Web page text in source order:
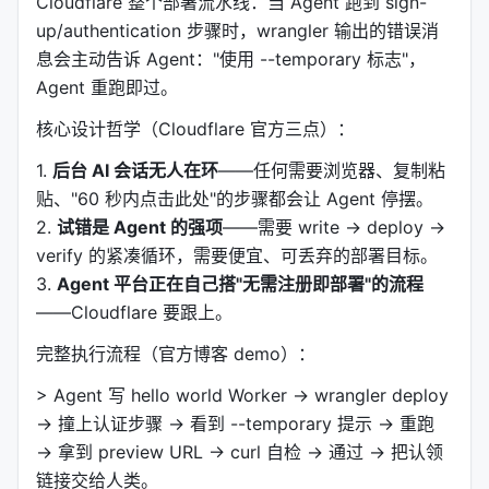
up/authentication 步骤时，wrangler 输出的错误消
息会主动告诉 Agent："使用 --temporary 标志"，
Agent 重跑即过。
核心设计哲学（Cloudflare 官方三点）：
1. 后台 AI 会话无人在环——任何需要浏览器、复制粘
贴、"60 秒内点击此处"的步骤都会让 Agent 停摆。
2. 试错是 Agent 的强项——需要 write → deploy →
verify 的紧凑循环，需要便宜、可丢弃的部署目标。
3. Agent 平台正在自己搭"无需注册即部署"的流程
——Cloudflare 要跟上。
完整执行流程（官方博客 demo）：
> Agent 写 hello world Worker → wrangler deploy
→ 撞上认证步骤 → 看到 --temporary 提示 → 重跑
→ 拿到 preview URL → curl 自检 → 通过 → 把认领
链接交给人类。